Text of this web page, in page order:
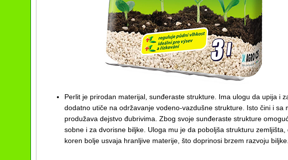
Perlit je prirodan materijal, sunđeraste strukture. Ima ulogu da upija i
dodatno utiče na održavanje vodeno-vazdušne strukture. Isto čini i
produžava dejstvo đubrivima. Zbog svoje sunđeraste strukture
sobne i za dvorisne biljke. Uloga mu je da poboljša strukturu
koren bolje usvaja hranljive materije, što doprinosi brzem razvoju